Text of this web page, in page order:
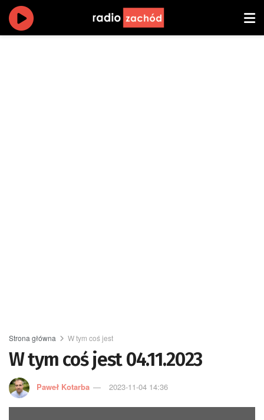
Strona główna W tym coś jest
W tym coś jest 04.11.2023
Paweł Kotarba 2023-11-04 14:36